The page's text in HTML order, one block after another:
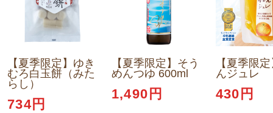
【夏季限定】ゆき
むろ白玉餅（みた
らし）
734円
【夏季限定】そう
めんつゆ 600ml
1,490円
【夏季限
んジュレ
430円